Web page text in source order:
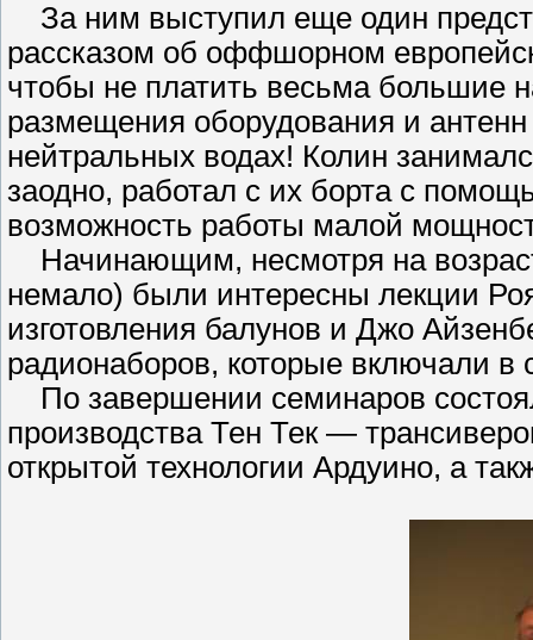
За ним выступил еще один
рассказом об оффшорном
чтобы не платить весьма большие
размещения оборудования и
нейтральных водах! Колин
заодно, работал с их борта с
возможность работы малой
Начинающим, несмотря на
немало) были интересны лекции
изготовления балунов и Джо
радионаборов, которые включали в
По завершении семинаров
производства Тен Тек —
открытой технологии Ардуино, а